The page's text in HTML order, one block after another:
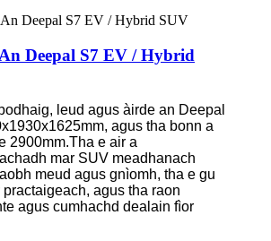
Deepal S7 EV / Hybrid
leud agus àirde an Deepal
agus tha bonn a
2900mm.Tha e air a
mar SUV meadhanach
meud agus gnìomh, tha e gu
practaigeach, agus tha raon
agus cumhachd dealain fìor